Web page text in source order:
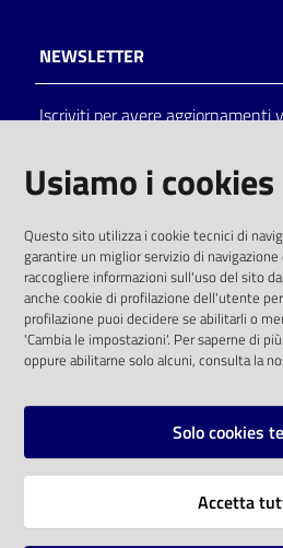
on line
Eventi
Chiedi al
bibliotecario
Avvisi
Orari
NEWSLETTER
Iscriviti per avere aggiornamenti
solo alle condizioni previste
comunitaria 2003/98/CE e dal
SOCIAL
Instagram
Vai alla pagina
Usiamo i cookies
Questo sito utilizza i cookie tecnici di
garantire un miglior servizio di
raccogliere informazioni sull'uso del sito
anche cookie di profilazione dell'utente
profilazione puoi decidere se abilitarli o
'Cambia le impostazioni'. Per saperne di
oppure abilitarne solo alcuni, consulta la
Solo cookies
Accetta